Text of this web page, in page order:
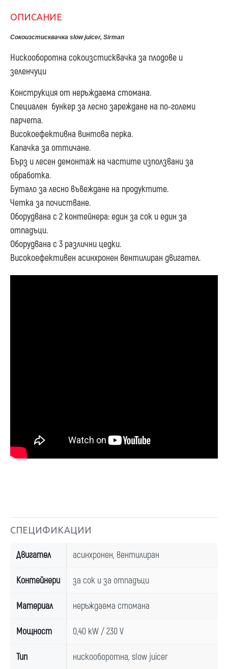
ОПИСАНИЕ
Сокоизстисквачка slow juicer, Sirman
Нискооборотна сокоизстисквачка за плодове и
зеленчуци
Конструкция от неръждаема стомана.
Специален бункер за лесно зареждане на по-големи
парчета.
Високоефективна винтова перка.
Капачка за оттичане.
Бърз и лесен демонтаж на частите използвани за
обработка.
Бутало за лесно въвеждане на продуктите.
Четка за почистване.
Оборудвана с 2 контейнера: един за сок и един за
отпадъци.
Оборудвана с 3 различни цедки.
Високоефективен асинхронен вентилиран двигател.
СПЕЦИФИКАЦИИ
Двигател асинхронен, вентилиран
Контейнери за сок и за отпадъци
Материал неръждаема стомана
Мощност 0,40 kW / 230 V
Тип нискооборотна, slow juicer